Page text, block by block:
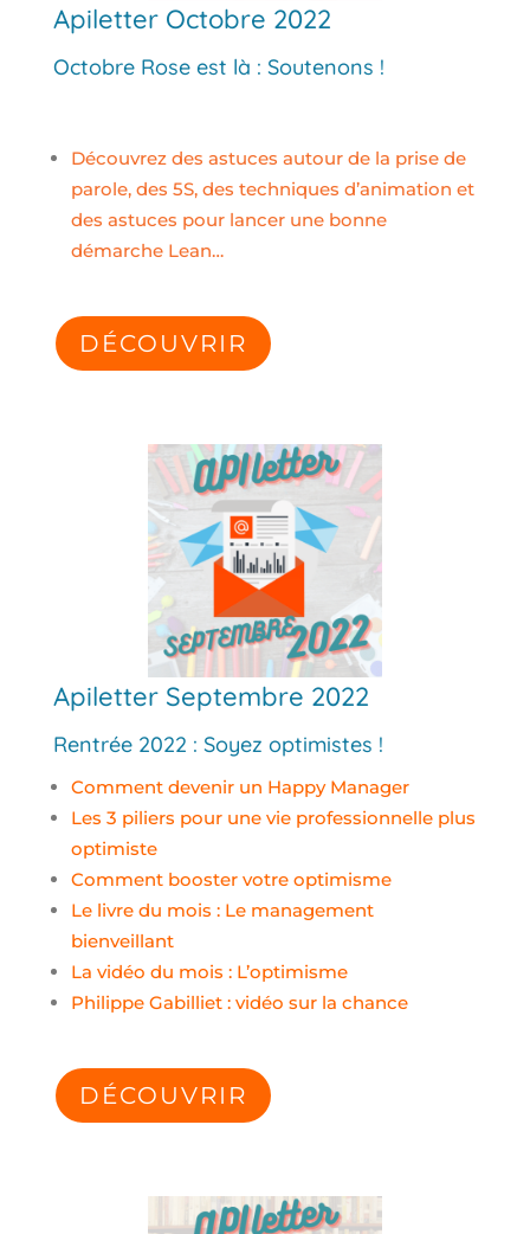
Apiletter Octobre 2022
Octobre Rose est là : Soutenons !
Découvrez des astuces autour de la prise de
parole, des 5S, des techniques d’animation et
des astuces pour lancer une bonne
démarche Lean…
DÉCOUVRIR
Apiletter Septembre 2022
Rentrée 2022 : Soyez optimistes !
Comment devenir un Happy Manager
Les 3 piliers pour une vie professionnelle plus
optimiste
Comment booster votre optimisme
Le livre du mois : Le management
bienveillant
La vidéo du mois : L’optimisme
Philippe Gabilliet : vidéo sur la chance
DÉCOUVRIR